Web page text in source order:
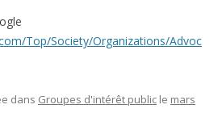
Top/Society/Organizations/Advoc
dans Groupes d'intérêt public le mars